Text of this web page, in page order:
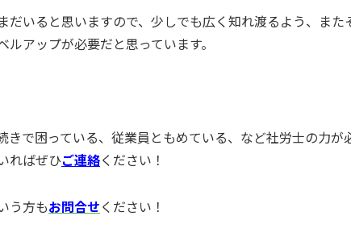
だいると思いますので、少しでも広く知れ渡るよう、また
アップが必要だと思っています。
きで困っている、従業員ともめている、など社労士の力が
ればぜひご連絡ください！
う方もお問合せください！